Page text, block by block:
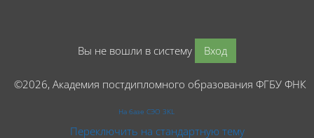
Вы не вошли в систему Вход
©2026, Академия постдипломного образования ФГБУ
На базе СЭО 3KL
Переключить на стандартную тему